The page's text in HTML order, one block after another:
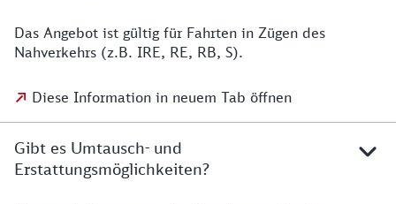
Das Angebot ist gültig für Fahrten in Zügen des
Nahverkehrs (z.B. IRE, RE, RB, S).
Diese Information in neuem Tab öffnen
Gibt es Umtausch- und
Erstattungsmöglichkeiten?